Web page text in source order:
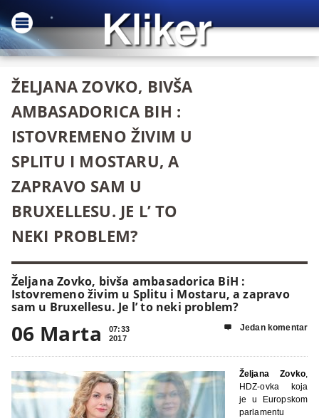
ŽELJANA ZOVKO, BIVŠA
AMBASADORICA BIH :
ISTOVREMENO ŽIVIM U
SPLITU I MOSTARU, A
ZAPRAVO SAM U
BRUXELLESU. JE L’ TO
NEKI PROBLEM?
Željana Zovko, bivša ambasadorica BiH :
Istovremeno živim u Splitu i Mostaru, a zapravo
sam u Bruxellesu. Je l’ to neki problem?
06 Marta
07:33
2017
 Jedan komentar
Željana Zovko
HDZ-ovka koja
je u Europskom
parlamentu